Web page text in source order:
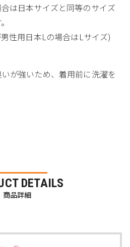
は日本サイズと同等のサイズ
性用日本Lの場合はLサイズ)
が強いため、着用前に洗濯を
DETAILS
商品詳細